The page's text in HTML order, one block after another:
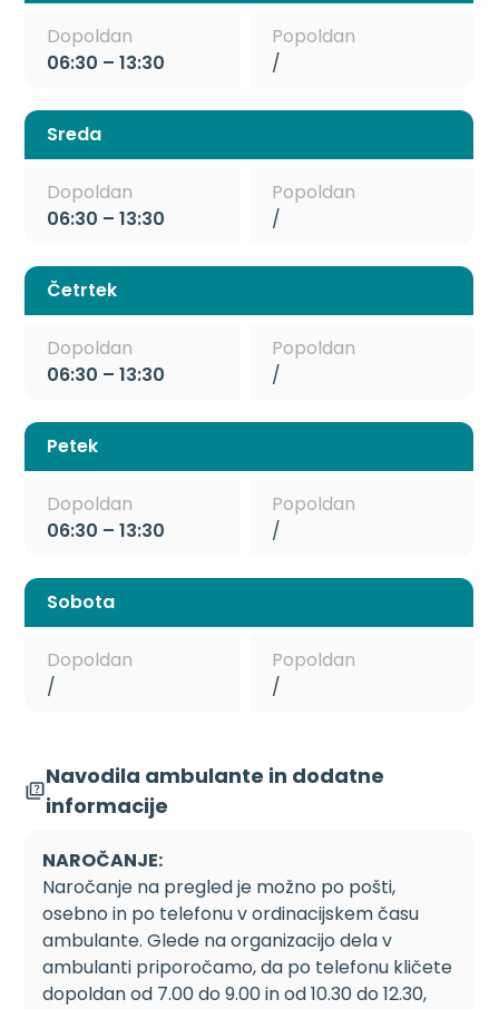
Dopoldan
06:30 – 13:30
Popoldan
/
Sreda
Dopoldan
06:30 – 13:30
Popoldan
/
Četrtek
Dopoldan
06:30 – 13:30
Popoldan
/
Petek
Dopoldan
06:30 – 13:30
Popoldan
/
Sobota
Dopoldan
/
Popoldan
/
Navodila ambulante in dodatne
informacije
NAROČANJE:
Naročanje na pregled je možno po pošti,
osebno in po telefonu v ordinacijskem času
ambulante. Glede na organizacijo dela v
ambulanti priporočamo, da po telefonu kličete
dopoldan od 7.00 do 9.00 in od 10.30 do 12.30,